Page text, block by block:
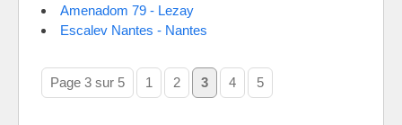
Amenadom 79 - Lezay
Escalev Nantes - Nantes
Page 3 sur 5 1 2 3 4 5